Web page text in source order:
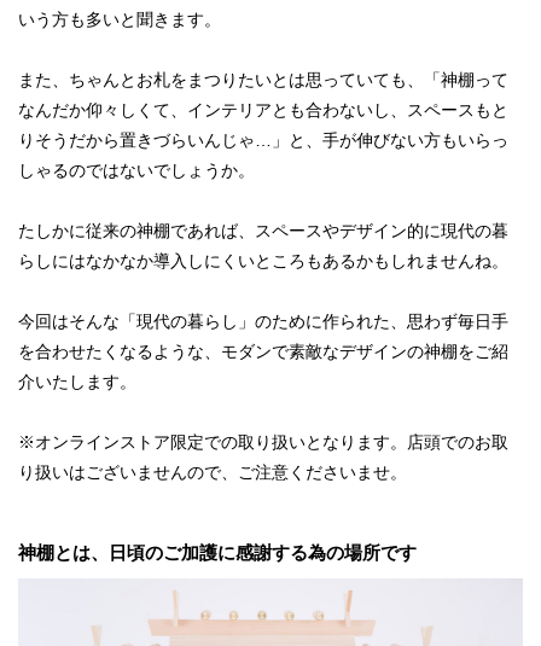
いう方も多いと聞きます。
また、ちゃんとお札をまつりたいとは思っていても、「神棚って
なんだか仰々しくて、インテリアとも合わないし、スペースもと
りそうだから置きづらいんじゃ…」と、手が伸びない方もいらっ
しゃるのではないでしょうか。
たしかに従来の神棚であれば、スペースやデザイン的に現代の暮
らしにはなかなか導入しにくいところもあるかもしれませんね。
今回はそんな「現代の暮らし」のために作られた、思わず毎日手
を合わせたくなるような、モダンで素敵なデザインの神棚をご紹
介いたします。
※オンラインストア限定での取り扱いとなります。店頭でのお取
り扱いはございませんので、ご注意くださいませ。
神棚とは、日頃のご加護に感謝する為の場所です